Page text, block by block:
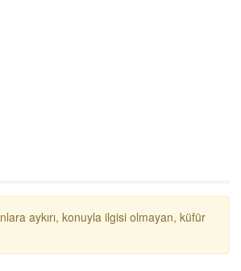
aykırı, konuyla ilgisi olmayan, küfür
aleyhine calistiniz.Becerdinizde Adami alasa
ettiniz.Sonuc... DEVAMI